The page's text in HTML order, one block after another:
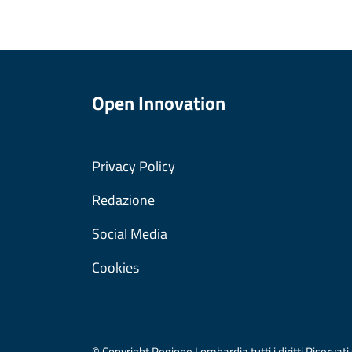
Open Innovation
Privacy Policy
Redazione
Social Media
Cookies